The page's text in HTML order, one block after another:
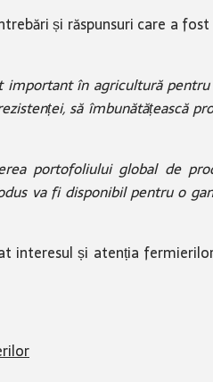
și răspunsuri care a
în agricultură
să îmbunătățească
portofoliului global de
va fi disponibil pentru o
interesul și atenția